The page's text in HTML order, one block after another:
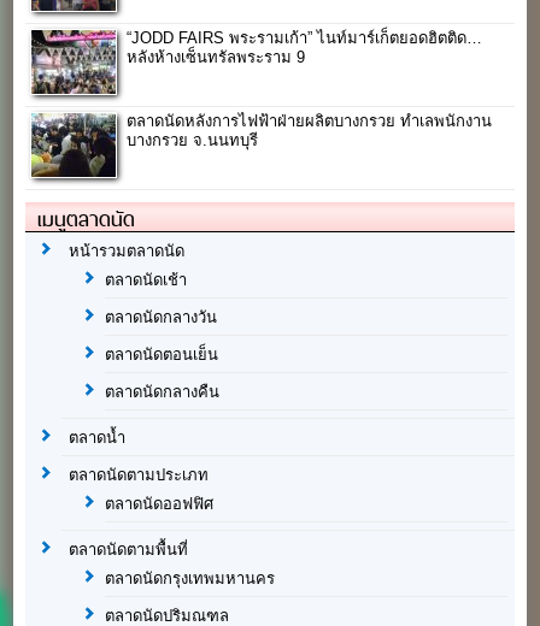
“JODD FAIRS พระรามเก้า” ไนท์มาร์เก็ตยอดฮิตติด…
หลังห้างเซ็นทรัลพระราม 9
ตลาดนัดหลังการไฟฟ้าฝ่ายผลิตบางกรวย ทำเลพนักงาน
บางกรวย จ.นนทบุรี
เมนูตลาดนัด
หน้ารวมตลาดนัด
ตลาดนัดเช้า
ตลาดนัดกลางวัน
ตลาดนัดตอนเย็น
ตลาดนัดกลางคืน
ตลาดน้ำ
ตลาดนัดตามประเภท
ตลาดนัดออฟฟิศ
ตลาดนัดตามพื้นที่
ตลาดนัดกรุงเทพมหานคร
ตลาดนัดปริมณฑล